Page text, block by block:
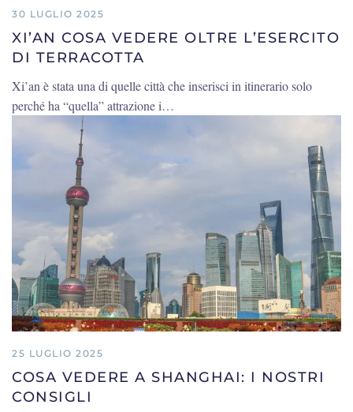
30 LUGLIO 2025
XI’AN COSA VEDERE OLTRE L’ESERCITO
DI TERRACOTTA
Xi’an è stata una di quelle città che inserisci in itinerario solo
perché ha “quella” attrazione i…
25 LUGLIO 2025
COSA VEDERE A SHANGHAI: I NOSTRI
CONSIGLI